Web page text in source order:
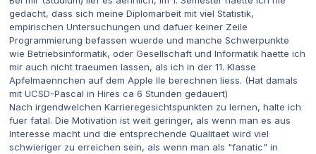
gedacht, dass sich meine Diplomarbeit mit viel Statistik,
empirischen Untersuchungen und dafuer keiner Zeile
Programmierung befassen wuerde und manche Schwerpunkte
wie Betriebsinformatik, oder Gesellschaft und Informatik haette ich
mir auch nicht traeumen lassen, als ich in der 11. Klasse
Apfelmaennchen auf dem Apple IIe berechnen liess. (Hat damals
mit UCSD-Pascal in Hires ca 6 Stunden gedauert)
Nach irgendwelchen Karrieregesichtspunkten zu lernen, halte ich
fuer fatal. Die Motivation ist weit geringer, als wenn man es aus
Interesse macht und die entsprechende Qualitaet wird viel
schwieriger zu erreichen sein, als wenn man als "fanatic" in